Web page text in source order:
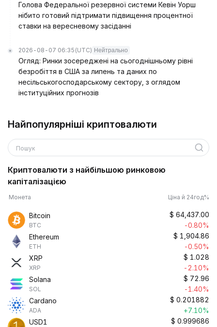
Голова Федеральної резервної системи Кевін Уорш
нібито готовий підтримати підвищення процентної
ставки на вересневому засіданні
2026-08-07 06:35 (UTC) Нейтрально
Огляд: Ринки зосереджені на сьогоднішньому рівні
безробіття в США за липень та даних по
несільськогосподарському сектору, з оглядом
інституційних прогнозів
Найпопулярніші криптовалюти
Пошук
Криптовалюти з найбільшою ринковою
капіталізацією
Монета Ціна й 24год%
Bitcoin
BTC
$ 64,437.00
-0.80%
Ethereum
ETH
$ 1,904.86
-0.50%
XRP
XRP
$ 1.028
-2.10%
Solana
SOL
$ 72.96
-1.40%
Cardano
ADA
$ 0.201882
+7.10%
USD1
$ 0.999686